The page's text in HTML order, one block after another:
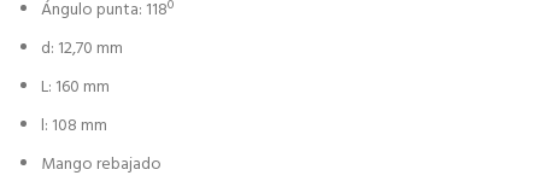
Ángulo punta: 118º
d: 12,70 mm
L: 160 mm
l: 108 mm
Mango rebajado